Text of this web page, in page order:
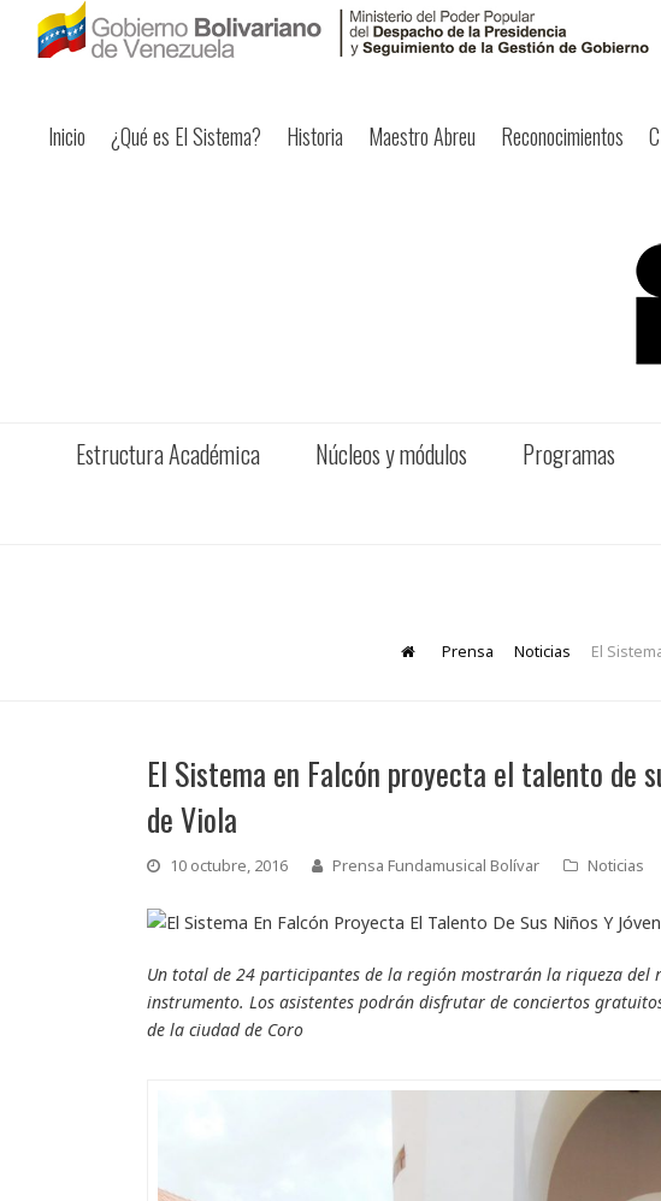
Inicio ¿Qué es El Sistema? Historia Maestro Abreu Reconocimientos
Estructura Académica Núcleos y módulos Programas
Prensa Noticias El
El Sistema en Falcón proyecta el talento de
de Viola
10 octubre, 2016 Prensa Fundamusical Bolívar Noticias
Un total de 24 participantes de la región mostrarán la riqueza
instrumento. Los asistentes podrán disfrutar de conciertos
de la ciudad de Coro